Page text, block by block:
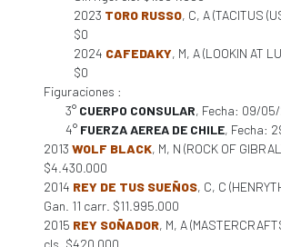
2023 TORO RUSSO, C, A (TACITUS
$0
2024 CAFEDAKY, M, A (LOOKIN AT
$0
Figuraciones :
3° CUERPO CONSULAR, Fecha: 09/05/
4° FUERZA AEREA DE CHILE, Fecha:
2013 WOLF BLACK, M, N (ROCK OF
$4.430.000
2014 REY DE TUS SUEÑOS, C, C
Gan. 11 carr. $11.995.000
2015 REY SOÑADOR, M, A
cls. $420.000